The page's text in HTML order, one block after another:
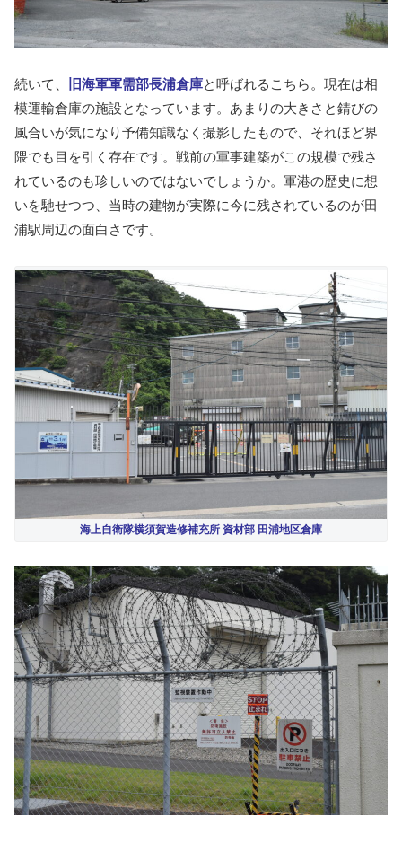
続いて、 旧海軍軍需部長浦倉庫と呼ばれるこちら。現在は相
模運輸倉庫の施設となっています。あまりの大きさと錆びの
風合いが気になり予備知識なく撮影したもので、それほど界
隈でも目を引く存在です。戦前の軍事建築がこの規模で残さ
れているのも珍しいのではないでしょうか。軍港の歴史に想
いを馳せつつ、当時の建物が実際に今に残されているのが田
浦駅周辺の面白さです。
海上自衛隊横須賀造修補充所 資材部 田浦地区倉庫